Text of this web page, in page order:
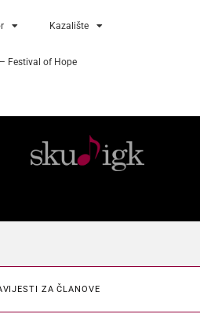
Kazalište
Festival of Hope
ZA ČLANOVE